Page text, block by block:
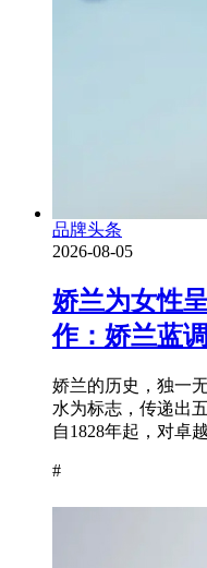
品牌头条
2026-08-05
娇兰为女性
作：娇兰蓝
娇兰的历史，独一
水为标志，传递出
自1828年起，对卓
#